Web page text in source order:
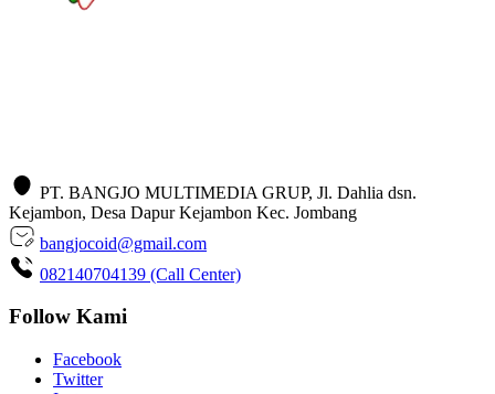
PT. BANGJO MULTIMEDIA GRUP, Jl. Dahlia dsn.
Kejambon, Desa Dapur Kejambon Kec. Jombang
bangjocoid@gmail.com
082140704139 (Call Center)
Follow Kami
Facebook
Twitter